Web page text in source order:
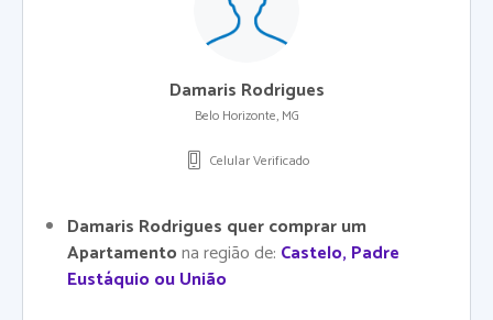
Damaris Rodrigues
Belo Horizonte, MG
Celular Verificado
Damaris Rodrigues quer comprar um
Apartamentona região de: Castelo, Padre
Eustáquio ou União